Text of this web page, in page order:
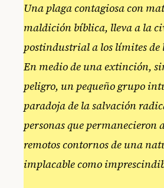
Una plaga contagiosa con
maldición bíblica, lleva a la
postindustrial a los límites de
En medio de una extinción,
peligro, un pequeño grupo
paradoja de la salvación
personas que permanecieron
remotos contornos de una
implacable como